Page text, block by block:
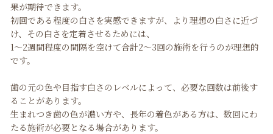
果が期待できます。
初回である程度の白さを実感できますが、より理想の白さに近づ
け、その白さを定着させるためには、
1〜2週間程度の間隔を空けて合計2〜3回の施術を行うのが理想的
です。
歯の元の色や目指す白さのレベルによって、必要な回数は前後す
ることがあります。
生まれつき歯の色が濃い方や、長年の着色がある方は、数回にわ
たる施術が必要となる場合があります。